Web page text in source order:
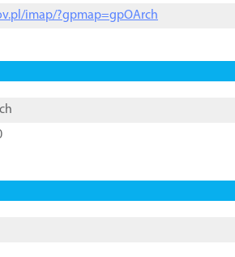
imap/?gpmap=gpOArch